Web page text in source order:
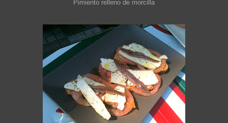
Pimiento relleno de morcilla